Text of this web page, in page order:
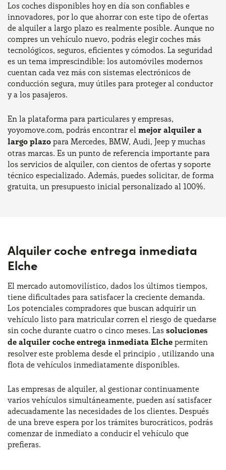
Los coches disponibles hoy en día son confiables e
innovadores, por lo que ahorrar con este tipo de ofertas
de alquiler a largo plazo es realmente posible. Aunque no
compres un vehículo nuevo, podrás elegir coches más
tecnológicos, seguros, eficientes y cómodos. La seguridad
es un tema imprescindible: los automóviles modernos
cuentan cada vez más con sistemas electrónicos de
conducción segura, muy útiles para proteger al conductor
y a los pasajeros.
En la plataforma para particulares y empresas,
yoyomove.com, podrás encontrar el mejor alquiler a
largo plazo para Mercedes, BMW, Audi, Jeep y muchas
otras marcas. Es un punto de referencia importante para
los servicios de alquiler, con cientos de ofertas y soporte
técnico especializado. Además, puedes solicitar, de forma
gratuita, un presupuesto inicial personalizado al 100%.
Alquiler coche entrega inmediata
Elche
El mercado automovilístico, dados los últimos tiempos,
tiene dificultades para satisfacer la creciente demanda.
Los potenciales compradores que buscan adquirir un
vehículo listo para matricular corren el riesgo de quedarse
sin coche durante cuatro o cinco meses. Las soluciones
de alquiler coche entrega inmediata Elche permiten
resolver este problema desde el principio , utilizando una
flota de vehículos inmediatamente disponibles.
Las empresas de alquiler, al gestionar continuamente
varios vehículos simultáneamente, pueden así satisfacer
adecuadamente las necesidades de los clientes. Después
de una breve espera por los trámites burocráticos, podrás
comenzar de inmediato a conducir el vehículo que
prefieras.